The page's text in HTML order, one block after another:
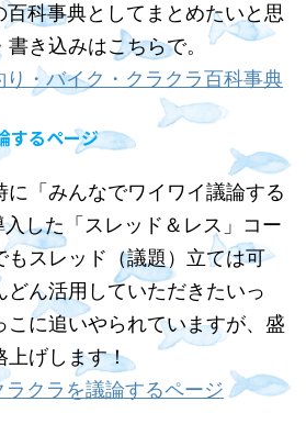
百科事典としてまとめたいと思
き込みはこちらで。
・バイク・クラクラ百科事典
するページ
「みんなでワイワイ議論する
した「スレッド＆レス」コー
もスレッド（議題）立ては可
ん活用していただきたいっ
こに追いやられていますが、盛
上げします！
クラを議論するページ